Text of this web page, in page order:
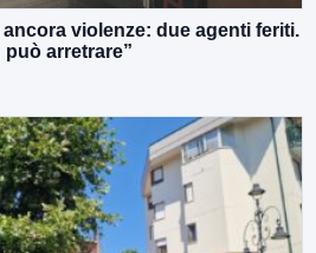
violenze: due agenti feriti.
arretrare”